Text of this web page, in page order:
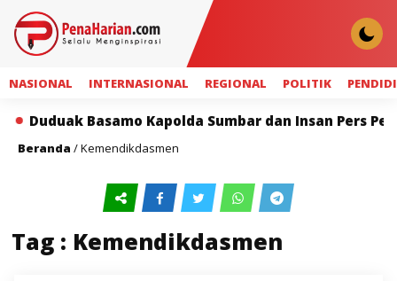
NASIONAL INTERNASIONAL REGIONAL POLITIK
Basamo Kapolda Sumbar dan Insan Pers Perkuat
Beranda /Kemendikdasmen
Tag : Kemendikdasmen